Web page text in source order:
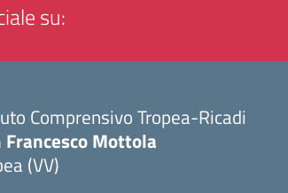
su:
Comprensivo Tropea-Ricadi
Francesco Mottola
(VV)